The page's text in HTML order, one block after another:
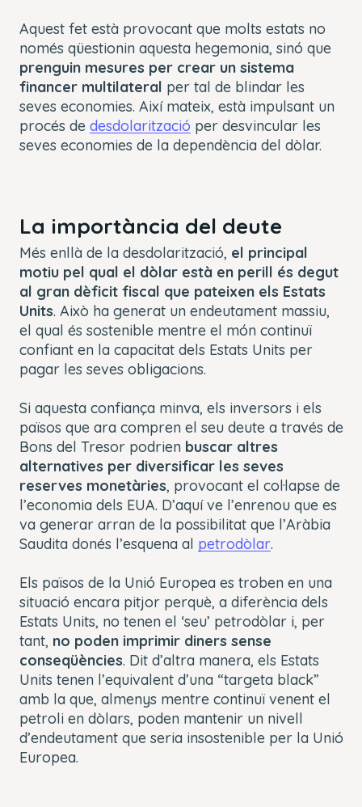
Aquest fet està provocant que molts estats no
només qüestionin aquesta hegemonia, sinó que
prenguin mesures per crear un sistema
financer multilateral per tal de blindar les
seves economies. Així mateix, està impulsant un
procés de desdolarització per desvincular les
seves economies de la dependència del dòlar.
La importància del deute
Més enllà de la desdolarització, el principal
motiu pel qual el dòlar està en perill és degut
al gran dèficit fiscal que pateixen els Estats
Units. Això ha generat un endeutament massiu,
el qual és sostenible mentre el món continuï
confiant en la capacitat dels Estats Units per
pagar les seves obligacions.
Si aquesta confiança minva, els inversors i els
països que ara compren el seu deute a través de
Bons del Tresor podrien buscar altres
alternatives per diversificar les seves
reserves monetàries, provocant el col·lapse de
l’economia dels EUA. D’aquí ve l’enrenou que es
va generar arran de la possibilitat que l’Aràbia
Saudita donés l’esquena al petrodòlar.
Els països de la Unió Europea es troben en una
situació encara pitjor perquè, a diferència dels
Estats Units, no tenen el ‘seu’ petrodòlar i, per
tant, no poden imprimir diners sense
conseqüències. Dit d’altra manera, els Estats
Units tenen l’equivalent d’una “targeta black”
amb la que, almenys mentre continuï venent el
petroli en dòlars, poden mantenir un nivell
d’endeutament que seria insostenible per la Unió
Europea.